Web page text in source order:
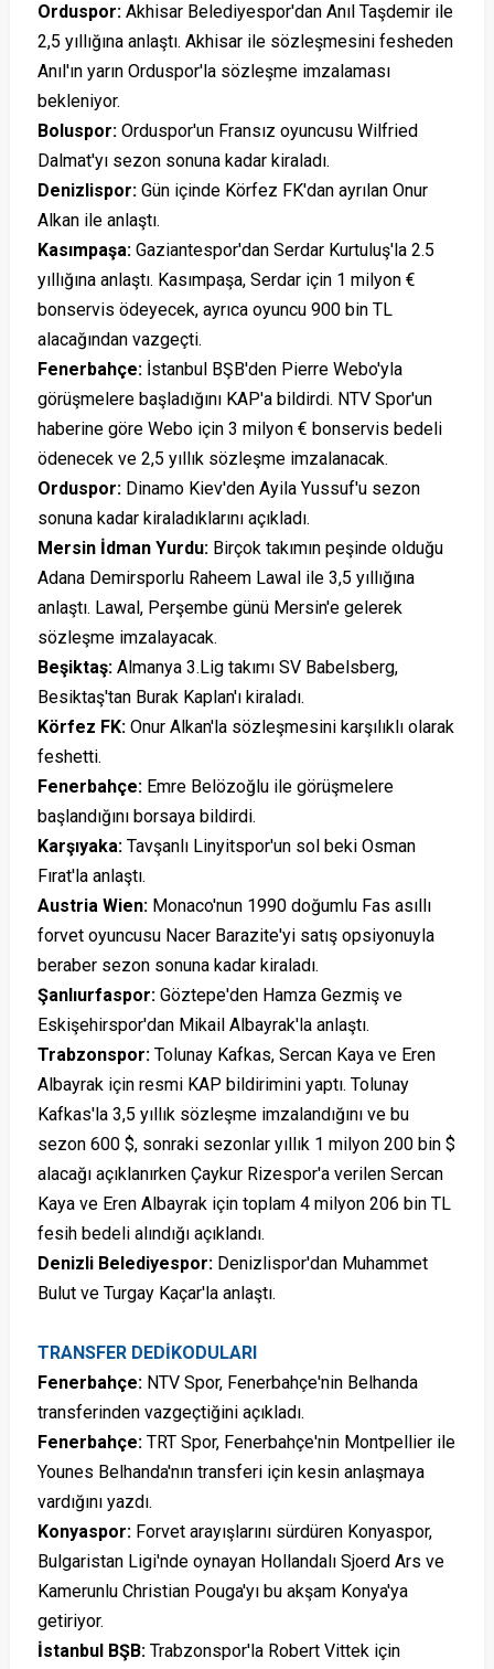
Orduspor:Akhisar Belediyespor'dan Anıl Taşdemir ile
2,5 yıllığına anlaştı. Akhisar ile sözleşmesini fesheden
Anıl'ın yarın Orduspor'la sözleşme imzalaması
bekleniyor.
Boluspor:Orduspor'un Fransız oyuncusu Wilfried
Dalmat'yı sezon sonuna kadar kiraladı.
Denizlispor:Gün içinde Körfez FK'dan ayrılan Onur
Alkan ile anlaştı.
Kasımpaşa:Gaziantespor'dan Serdar Kurtuluş'la 2.5
yıllığına anlaştı. Kasımpaşa, Serdar için 1 milyon €
bonservis ödeyecek, ayrıca oyuncu 900 bin TL
alacağından vazgeçti.
Fenerbahçe:İstanbul BŞB'den Pierre Webo'yla
görüşmelere başladığını KAP'a bildirdi. NTV Spor'un
haberine göre Webo için 3 milyon € bonservis bedeli
ödenecek ve 2,5 yıllık sözleşme imzalanacak.
Orduspor:Dinamo Kiev'den Ayila Yussuf'u sezon
sonuna kadar kiraladıklarını açıkladı.
Mersin İdman Yurdu:Birçok takımın peşinde olduğu
Adana Demirsporlu Raheem Lawal ile 3,5 yıllığına
anlaştı. Lawal, Perşembe günü Mersin'e gelerek
sözleşme imzalayacak.
Beşiktaş:Almanya 3.Lig takımı SV Babelsberg,
Besiktaş'tan Burak Kaplan'ı kiraladı.
Körfez FK:Onur Alkan'la sözleşmesini karşılıklı olarak
feshetti.
Fenerbahçe:Emre Belözoğlu ile görüşmelere
başlandığını borsaya bildirdi.
Karşıyaka:Tavşanlı Linyitspor'un sol beki Osman
Fırat'la anlaştı.
Austria Wien:Monaco'nun 1990 doğumlu Fas asıllı
forvet oyuncusu Nacer Barazite'yi satış opsiyonuyla
beraber sezon sonuna kadar kiraladı.
Şanlıurfaspor:Göztepe'den Hamza Gezmiş ve
Eskişehirspor'dan Mikail Albayrak'la anlaştı.
Trabzonspor:Tolunay Kafkas, Sercan Kaya ve Eren
Albayrak için resmi KAP bildirimini yaptı. Tolunay
Kafkas'la 3,5 yıllık sözleşme imzalandığını ve bu
sezon 600 $, sonraki sezonlar yıllık 1 milyon 200 bin $
alacağı açıklanırken Çaykur Rizespor'a verilen Sercan
Kaya ve Eren Albayrak için toplam 4 milyon 206 bin TL
fesih bedeli alındığı açıklandı.
Denizli Belediyespor:Denizlispor'dan Muhammet
Bulut ve Turgay Kaçar'la anlaştı.
TRANSFER DEDİKODULARI
Fenerbahçe: NTV Spor, Fenerbahçe'nin Belhanda
transferinden vazgeçtiğini açıkladı.
Fenerbahçe: TRT Spor, Fenerbahçe'nin Montpellier ile
Younes Belhanda'nın transferi için kesin anlaşmaya
vardığını yazdı.
Konyaspor: Forvet arayışlarını sürdüren Konyaspor,
Bulgaristan Ligi'nde oynayan Hollandalı Sjoerd Ars ve
Kamerunlu Christian Pouga'yı bu akşam Konya'ya
getiriyor.
İstanbul BŞB: Trabzonspor'la Robert Vittek için